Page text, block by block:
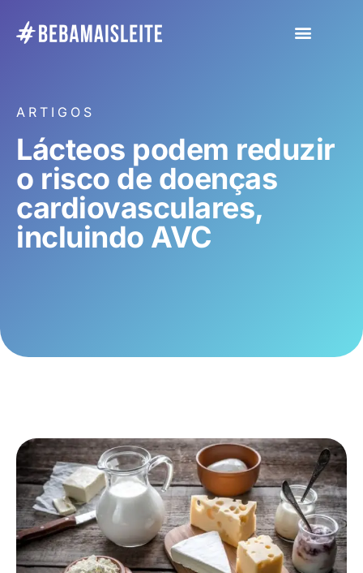
ARTIGOS
Lácteos podem reduzir
o risco de doenças
cardiovasculares,
incluindo AVC